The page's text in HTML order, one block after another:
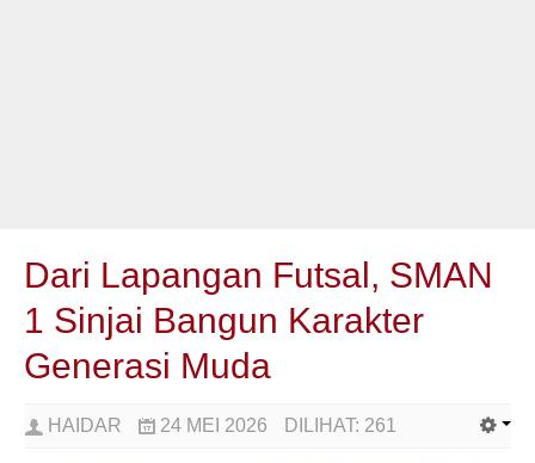
Dari Lapangan Futsal, SMAN
1 Sinjai Bangun Karakter
Generasi Muda
HAIDAR 24 MEI 2026 DILIHAT: 261